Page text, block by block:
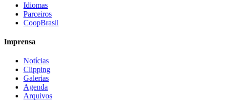
Idiomas
Parceiros
CoopBrasil
Imprensa
Notícias
Clipping
Galerias
Agenda
Arquivos